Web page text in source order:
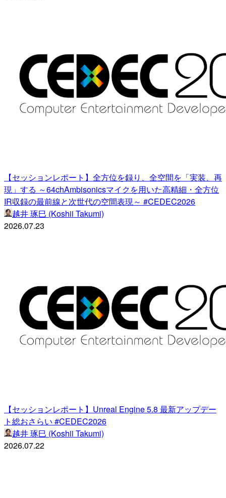
【セッションレポート】全方位を録り、全空間を「実装、再
現」する ～64chAmbisonicsマイクを用いた高精細・全方位
IR収録の最前線と次世代の空間表現～ #CEDEC2026
越井 琢巳 (Koshii Takumi)
2026.07.23
【セッションレポート】Unreal Engine 5.8 最新アップデー
ト総おさらい #CEDEC2026
越井 琢巳 (Koshii Takumi)
2026.07.22